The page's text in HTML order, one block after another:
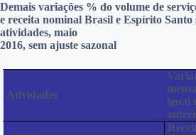
Demais variações % do volume de
e receita nominal Brasil e Espírito Santo
atividades, maio
2016, sem ajuste sazonal
Atividades
igual